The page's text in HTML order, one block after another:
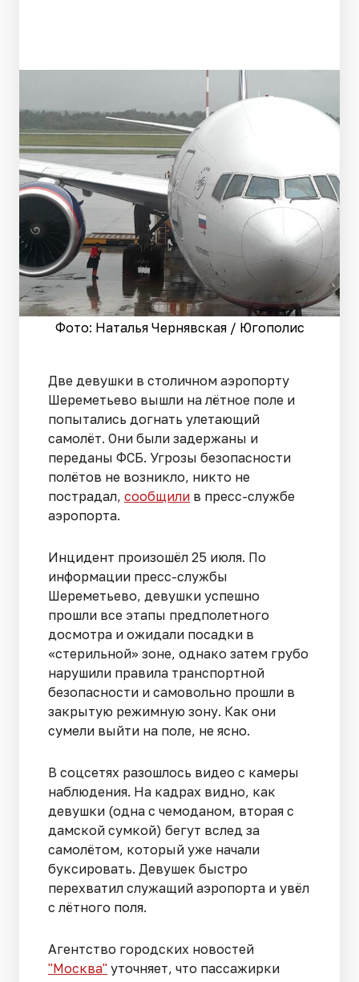
Фото: Наталья Чернявская / Югополис
Две девушки в столичном аэропорту
Шереметьево вышли на лётное поле и
попытались догнать улетающий
самолёт. Они были задержаны и
переданы ФСБ. Угрозы безопасности
полётов не возникло, никто не
пострадал, сообщили в пресс-службе
аэропорта.
Инцидент произошёл 25 июля. По
информации пресс-службы
Шереметьево, девушки успешно
прошли все этапы предполетного
досмотра и ожидали посадки в
«стерильной» зоне, однако затем грубо
нарушили правила транспортной
безопасности и самовольно прошли в
закрытую режимную зону. Как они
сумели выйти на поле, не ясно.
В соцсетях разошлось видео с камеры
наблюдения. На кадрах видно, как
девушки (одна с чемоданом, вторая с
дамской сумкой) бегут вслед за
самолётом, который уже начали
буксировать. Девушек быстро
перехватил служащий аэропорта и увёл
с лётного поля.
Агентство городских новостей
"Москва" уточняет, что пассажирки